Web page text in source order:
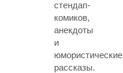
стендап-
комиков,
анекдоты
и
юмористические
рассказы.